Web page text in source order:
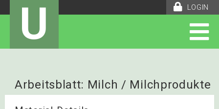
LOGIN
U
Arbeitsblatt: Milch / Milchprodukte